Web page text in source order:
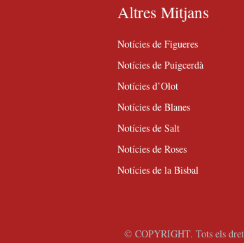
Altres Mitjans
Notícies de Figueres
Notícies de Puigcerdà
Notícies d’Olot
Notícies de Blanes
Notícies de Salt
Notícies de Roses
Notícies de la Bisbal
© COPYRIGHT. Tots els